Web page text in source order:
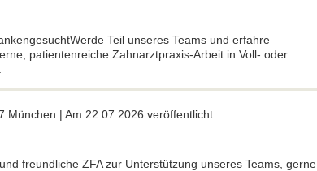
Teil unseres Teams und erfahre
patientenreiche Zahnarztpraxis-Arbeit in Voll- oder
München | Am 22.07.2026 veröffentlicht
freundliche ZFA zur Unterstützung unseres Teams, gerne